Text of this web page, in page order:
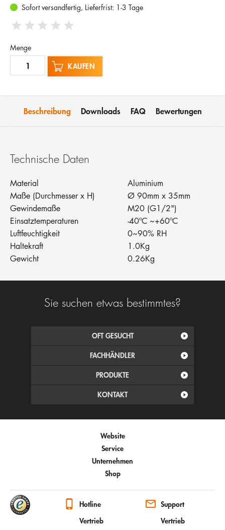
Sofort versandfertig, Lieferfrist: 1-3 Tage
Menge
KAUFEN
Beschreibung Downloads FAQ Bewertungen
Technische Daten
Material
Aluminium
Maße (Durchmesser x H)
Ø 90mm x 35mm
Gewindemaße
M20 (G1/2")
Einsatztemperaturen
-40ºC ~+60ºC
Luftfeuchtigkeit
0~90% RH
Haltekraft
1.0Kg
Gewicht
0.26Kg
Sie suchen etwas bestimmtes?
OFT GESUCHT
FACHHÄNDLER
PRODUKTE
KONTAKT
Website
Service
Unternehmen
Shop
Hotline
Vertrieb
Support
Vertrieb